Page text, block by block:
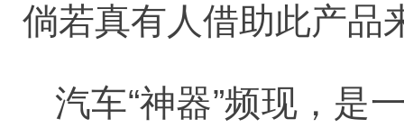
倘若真有人借助此产品
汽车“神器”频现，是